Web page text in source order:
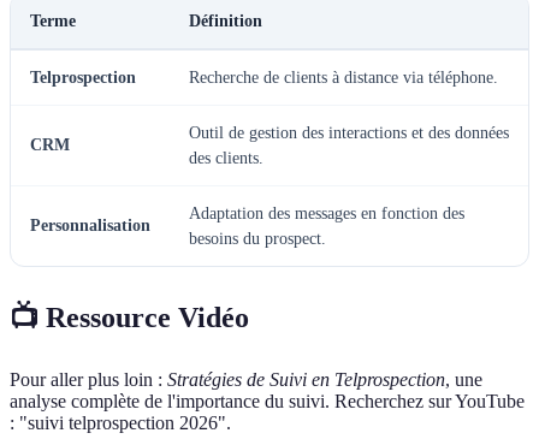
Terme Définition
Telprospection Recherche de clients à distance via téléphone.
CRM
Outil de gestion des interactions et des données
des clients.
Personnalisation
Adaptation des messages en fonction des
besoins du prospect.
📺 Ressource Vidéo
Pour aller plus loin : Stratégies de Suivi en Telprospection, une
analyse complète de l'importance du suivi. Recherchez sur YouTube
: "suivi telprospection 2026".